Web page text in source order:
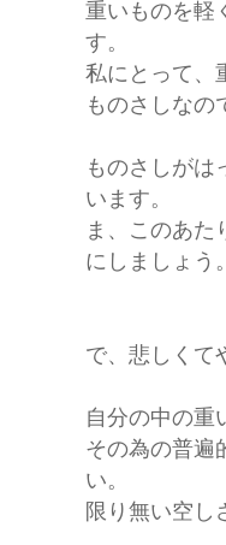
重いものを軽
す。
私にとって、
ものさしなの
ものさしがは
います。
ま、このあた
にしましょう
で、悲しくて
自分の中の重
その為の普遍
い。
限り無い空し